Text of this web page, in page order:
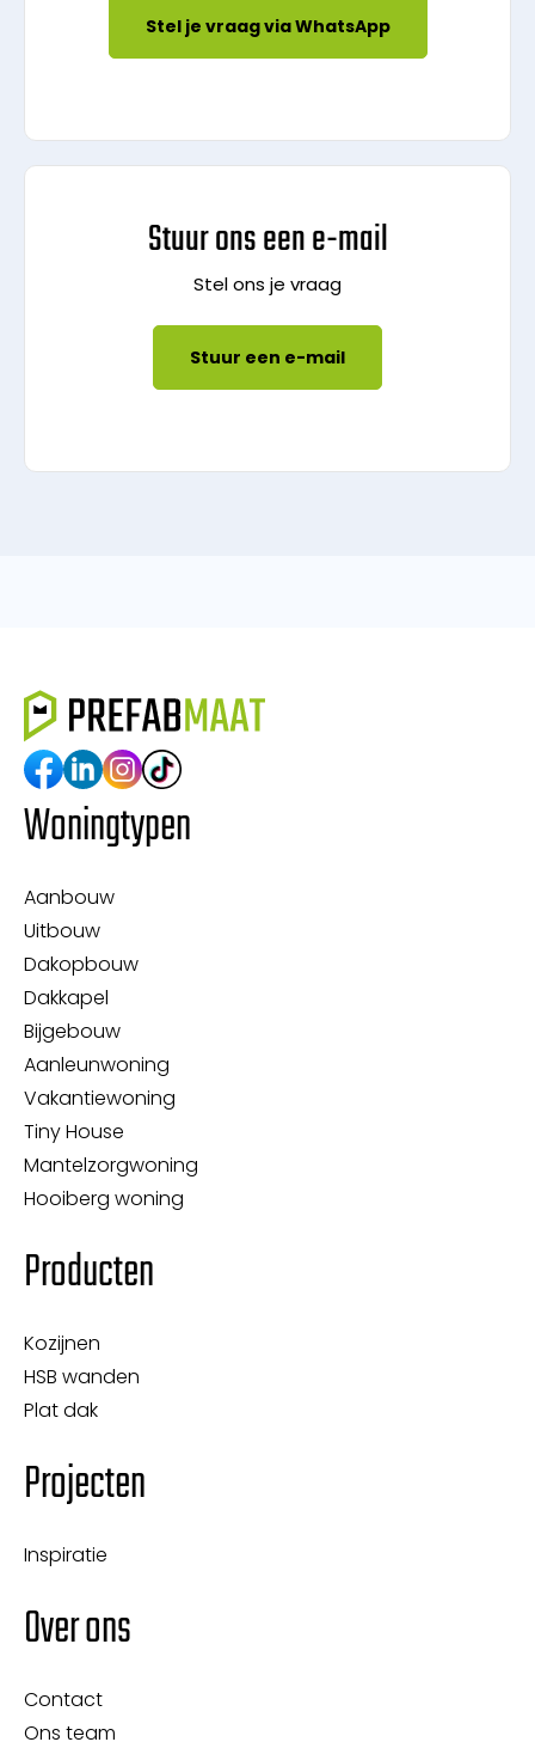
Stel je vraag via WhatsApp
Stuur ons een e-mail
Stel ons je vraag
Stuur een e-mail
Woningtypen
Aanbouw
Uitbouw
Dakopbouw
Dakkapel
Bijgebouw
Aanleunwoning
Vakantiewoning
Tiny House
Mantelzorgwoning
Hooiberg woning
Producten
Kozijnen
HSB wanden
Plat dak
Projecten
Inspiratie
Over ons
Contact
Ons team